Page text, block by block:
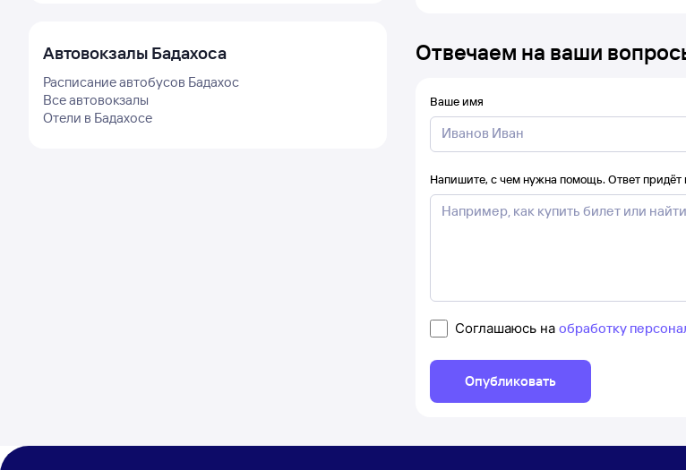
Отвечаем на ваши
Ваше имя
Напишите, с чем нужна помощь. Ответ придёт
Соглашаюсь на обработку
Опубликовать
Автовокзалы Бадахоса
Расписание автобусов Бадахос
Все автовокзалы
Отели в Бадахосе